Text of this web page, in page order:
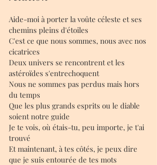
Aide-moi à porter la voûte céleste et ses
chemins pleins d'étoiles
C'est ce que nous sommes, nous avec nos
cicatrices
Deux univers se rencontrent et les
astéroïdes s'entrechoquent
Nous ne sommes pas perdus mais hors
du temps
Que les plus grands esprits ou le diable
soient notre guide
Je te vois, où étais-tu, peu importe, je t'ai
trouvé
Et maintenant, à tes côtés, je peux dire
que je suis entourée de tes mots